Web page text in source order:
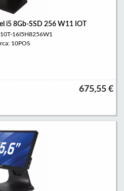
i5 8Gb-SSD 256 W11 IOT
16I5H8256W1
10POS
675,55 €